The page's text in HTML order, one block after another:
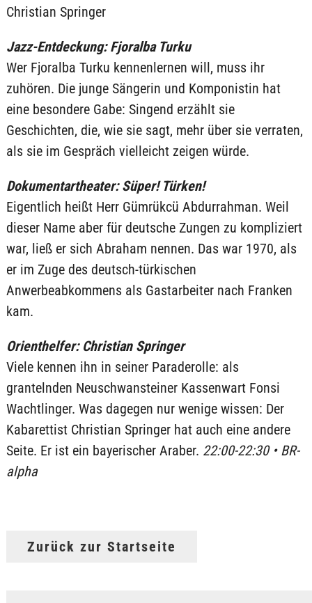
Christian Springer
Jazz-Entdeckung: Fjoralba Turku
Wer Fjoralba Turku kennenlernen will, muss ihr
zuhören. Die junge Sängerin und Komponistin hat
eine besondere Gabe: Singend erzählt sie
Geschichten, die, wie sie sagt, mehr über sie verraten,
als sie im Gespräch vielleicht zeigen würde.
Dokumentartheater: Süper! Türken!
Eigentlich heißt Herr Gümrükcü Abdurrahman. Weil
dieser Name aber für deutsche Zungen zu kompliziert
war, ließ er sich Abraham nennen. Das war 1970, als
er im Zuge des deutsch-türkischen
Anwerbeabkommens als Gastarbeiter nach Franken
kam.
Orienthelfer: Christian Springer
Viele kennen ihn in seiner Paraderolle: als
grantelnden Neuschwansteiner Kassenwart Fonsi
Wachtlinger. Was dagegen nur wenige wissen: Der
Kabarettist Christian Springer hat auch eine andere
Seite. Er ist ein bayerischer Araber. 22:00-22:30 • BR-
alpha
Zurück zur Startseite